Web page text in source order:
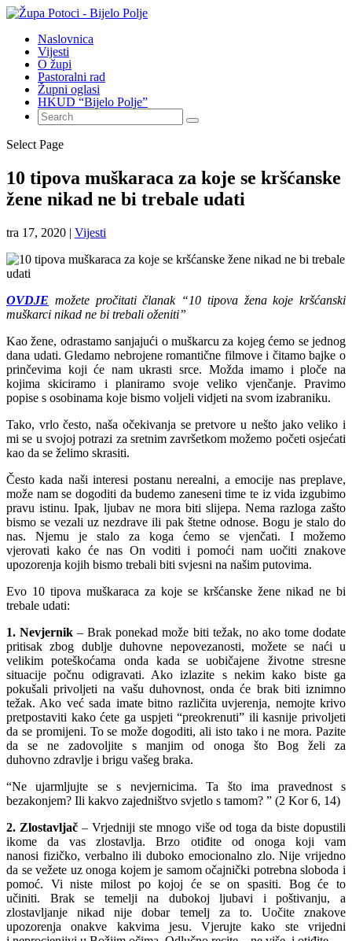
Naslovnica
Vijesti
O župi
Pastoralni rad
Župni oglasi
HKUD “Bijelo Polje”
Select Page
10 tipova muškaraca za koje se kršćanske
žene nikad ne bi trebale udati
tra 17, 2020 | Vijesti
OVDJE možete pročitati članak “10 tipova žena koje kršćanski
muškarci nikad ne bi trebali oženiti”
Kao žene, odrastamo sanjajući o muškarcu za kojeg ćemo se jednog
dana udati. Gledamo nebrojene romantične filmove i čitamo bajke o
prinčevima koji će nam ukrasti srce. Možda imamo i ploče na
kojima skiciramo i planiramo svoje veliko vjenčanje. Pravimo
popise s osobinama koje bismo voljeli vidjeti na svom izabraniku.
Tako, vrlo često, naša očekivanja se pretvore u nešto jako veliko i
mi se u svojoj potrazi za sretnim završetkom možemo početi osjećati
kao da se želimo skrasiti.
Često kada naši interesi postanu nerealni, a emocije nas preplave,
može nam se dogoditi da budemo zaneseni time te iz vida izgubimo
pravu istinu. Ipak, ljubav ne mora biti slijepa. Nema razloga zašto
bismo se vezali uz nezdrave ili pak štetne odnose. Bogu je stalo do
nas. Njemu je stalo za koga ćemo se vjenčati. I možemo
vjerovati kako će nas On voditi i pomoći nam uočiti znakove
upozorenja kojih bismo trebali biti svjesni na našim putovima.
Evo 10 tipova muškaraca za koje se kršćanske žene nikad ne bi
trebale udati:
1. Nevjernik– Brak ponekad može biti težak, no ako tome dodate
pritisak zbog dublje duhovne nepovezanosti, možete se naći u
velikim poteškoćama onda kada se uobičajene životne stresne
situacije počnu odigravati. Ako izlazite s nekim kako biste ga
pokušali privoljeti na vašu duhovnost, onda će brak biti iznimno
težak. Ako već sada imate bitno različita uvjerenja, nemojte krivo
pretpostaviti kako ćete ga uspjeti “preokrenuti” ili kasnije privoljeti
da se promijeni. To se može dogoditi, ali isto tako i ne mora. Pazite
da se ne zadovoljite s manjim od onoga što Bog želi za
duhovno zdravlje i brigu vašeg braka.
“Ne ujarmljujte se s nevjernicima. Ta što ima pravednost s
bezakonjem? Ili kakvo zajedništvo svjetlo s tamom? ” (2 Kor 6, 14)
2. Zlostavljač– Vrjedniji ste mnogo više od toga da biste dopustili
ikome da vas zlostavlja. Brzo otiđite od onoga koji vam
nanosi fizičko, verbalno ili duboko emocionalno zlo. Nije vrijedno
da se vežete uz onoga kojem je samom očajnički potrebna sloboda i
pomoć. Vi niste milost po kojoj će se on spasiti. Bog će to
učiniti. Brak se temelji na dubokoj ljubavi i poštivanju, a
zlostavljanje nikad nije dobar temelj za to. Uočite znakove
upozorenja onakve kakvima jesu. Vjerujte kako ste vrijedni